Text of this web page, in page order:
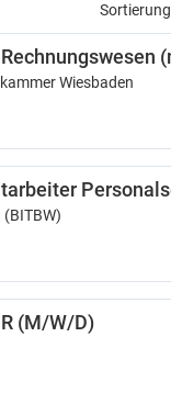
Sortierung
Wiesbaden
(M/W/D)